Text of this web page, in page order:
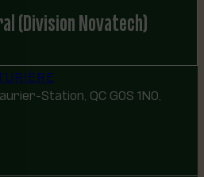
(Division Novatech)
Station, QC G0S 1N0,